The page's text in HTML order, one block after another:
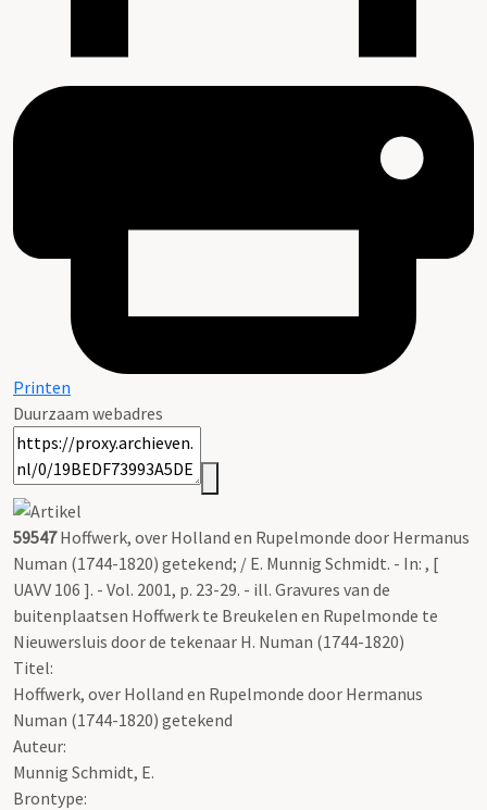
Printen
Duurzaam webadres
59547Hoffwerk, over Holland en Rupelmonde door Hermanus
Numan (1744-1820) getekend; / E. Munnig Schmidt. - In: , [
UAVV 106 ]. - Vol. 2001, p. 23-29. - ill. Gravures van de
buitenplaatsen Hoffwerk te Breukelen en Rupelmonde te
Nieuwersluis door de tekenaar H. Numan (1744-1820)
Titel:
Hoffwerk, over Holland en Rupelmonde door Hermanus
Numan (1744-1820) getekend
Auteur:
Munnig Schmidt, E.
Brontype: